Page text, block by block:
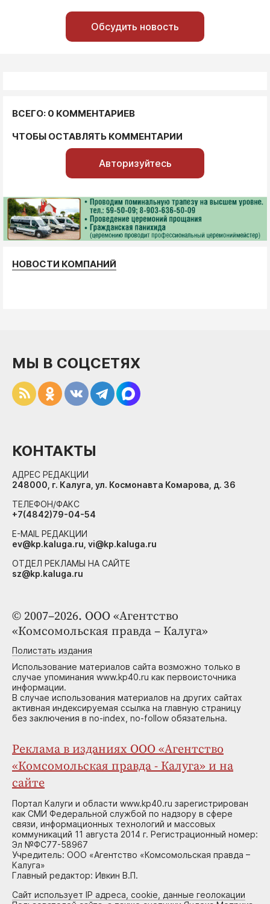
Обсудить новость
ВСЕГО: 0 КОММЕНТАРИЕВ
ЧТОБЫ ОСТАВЛЯТЬ КОММЕНТАРИИ
Авторизуйтесь
НОВОСТИ КОМПАНИЙ
© 2007–2026. ООО «Агентство
«Комсомольская правда – Калуга»
Полистать издания
Использование материалов сайта возможно только в
случае упоминания www.kp40.ru как первоисточника
информации.
В случае использования материалов на других сайтах
активная индексируемая ссылка на главную страницу
без заключения в no-index, no-follow обязательна.
Реклама в изданиях ООО «Агентство
«Комсомольская правда - Калуга» и на
сайте
Портал Калуги и области www.kp40.ru зарегистрирован
как СМИ Федеральной службой по надзору в сфере
связи, информационных технологий и массовых
коммуникаций 11 августа 2014 г. Регистрационный номер:
Эл №ФС77-58967
Учредитель: ООО «Агентство «Комсомольская правда –
Калуга»
Главный редактор: Ивкин В.П.
Сайт использует IP адреса, cookie, данные геолокации
МЫ В СОЦСЕТЯХ
КОНТАКТЫ
АДРЕС РЕДАКЦИИ
248000, г. Калуга, ул. Космонавта Комарова, д. 36
ТЕЛЕФОН/ФАКС
+7(4842)79-04-54
E-MAIL РЕДАКЦИИ
ev@kp.kaluga.ru, vi@kp.kaluga.ru
ОТДЕЛ РЕКЛАМЫ НА САЙТЕ
sz@kp.kaluga.ru